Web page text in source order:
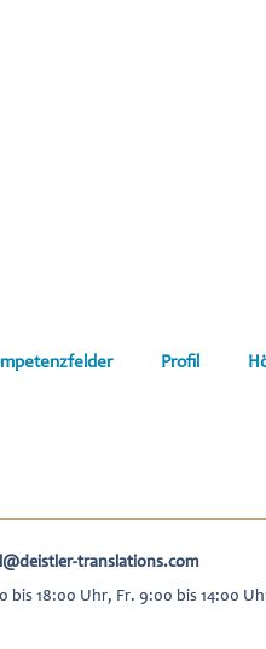
Profil
translations.com
bis 18:00 Uhr, Fr. 9:00 bis 14:00